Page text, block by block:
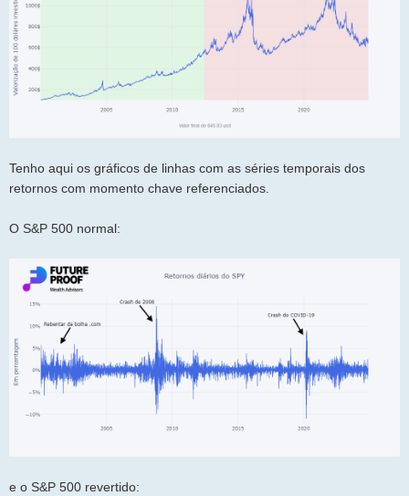
Tenho aqui os gráficos de linhas com as séries temporais dos
retornos com momento chave referenciados.
O S&P 500 normal:
e o S&P 500 revertido: